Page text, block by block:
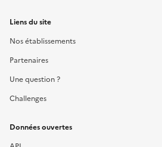
Liens du site
Nos établissements
Partenaires
Une question ?
Challenges
Données ouvertes